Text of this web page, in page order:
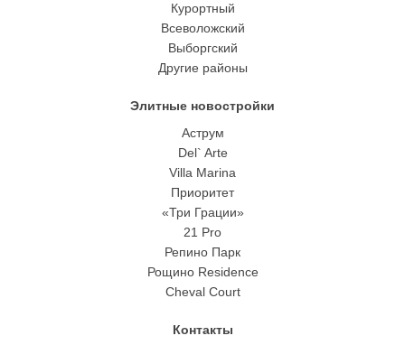
Курортный
Всеволожский
Выборгский
Другие районы
Элитные новостройки
Аструм
Del` Arte
Villa Marina
Приоритет
«Три Грации»
21 Pro
Репино Парк
Рощино Residence
Cheval Court
Контакты